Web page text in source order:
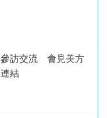
參訪交流 會見美方
結